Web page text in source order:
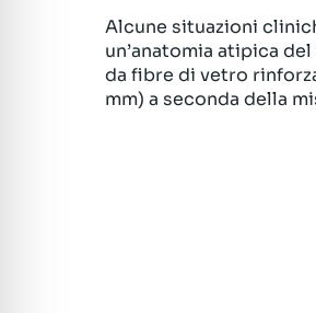
Alcune situazioni
un’anatomia atipica
da fibre di vetro
mm) a seconda della